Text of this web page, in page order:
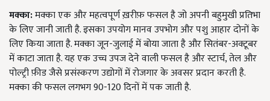
मक्का:मक्का एक और महत्वपूर्ण ख़रीफ़ फसल है जो अपनी बहुमुखी प्रतिभा
के लिए जानी जाती है. इसका उपयोग मानव उपभोग और पशु आहार दोनों के
लिए किया जाता है. मक्का जून-जुलाई में बोया जाता है और सितंबर-अक्टूबर
में काटा जाता है. यह एक उच्च उपज देने वाली फसल है और स्टार्च, तेल और
पोल्ट्री फ़ीड जैसे प्रसंस्करण उद्योगों में रोजगार के अवसर प्रदान करती है.
मक्का की फसल लगभग 90-120 दिनों में पक जाती है.